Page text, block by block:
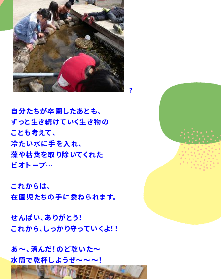
?
自分たちが卒園したあとも、
ずっと生き続けていく生き物の
ことも考えて、
冷たい水に手を入れ、
藻や枯葉を取り除いてくれた
ビオトープ…
これからは、
在園児たちの手に委ねられます。
せんぱい、ありがとう！
これから、しっかり守っていくよ！！
あ～、済んだ！のど乾いた～
水筒で乾杯しようぜ～～～！